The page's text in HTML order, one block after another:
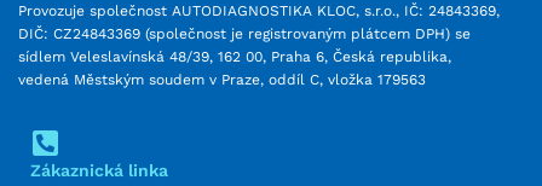
Provozuje společnost AUTODIAGNOSTIKA KLOC, s.r.o., IČ: 24843369,
DIČ: CZ24843369 (společnost je registrovaným plátcem DPH) se
sídlem Veleslavínská 48/39, 162 00, Praha 6, Česká republika,
vedená Městským soudem v Praze, oddíl C, vložka 179563
Zákaznická linka